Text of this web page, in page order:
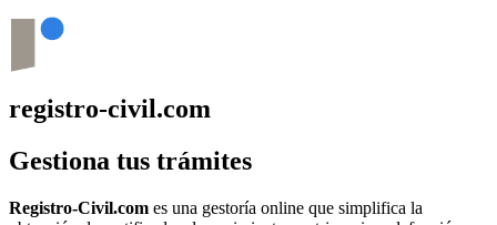
registro-civil.com
Gestiona tus trámites
Registro-Civil.com es una gestoría online que simplifica la